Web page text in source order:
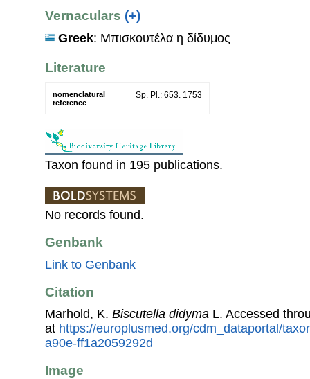
Vernaculars (+)
Greek: Μπισκουτέλα η δίδυμος
Literature
nomenclatural
reference
Sp. Pl.: 653. 1753
Taxon found in 195 publications.
No records found.
Genbank
Link to Genbank
Citation
Marhold, K. Biscutella didyma L. Accessed
at https://europlusmed.org/cdm_dataportal/
a90e-ff1a2059292d
Image